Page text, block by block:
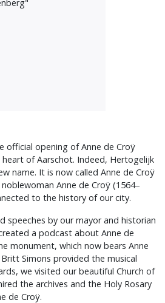
official opening of Anne de Croÿ
of Aarschot. Indeed, Hertogelijk
name. It is now called Anne de Croÿ
Anne de Croÿ (1564–
to the history of our city.
speeches by our mayor and historian
a podcast about Anne de
monument, which now bears Anne
Simons provided the musical
we visited our beautiful Church of
the archives and the Holy Rosary
de Croÿ.